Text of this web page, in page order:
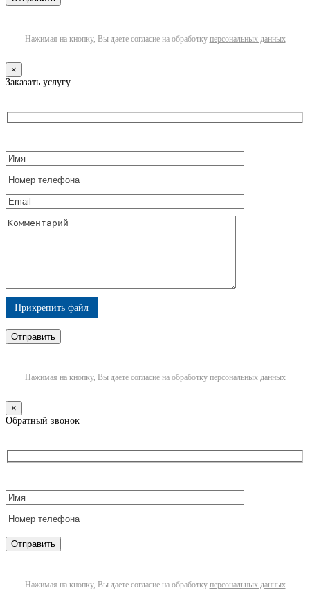
Нажимая на кнопку, Вы даете согласие на обработку персональных данных
×
Заказать услугу
Прикрепить файл
Нажимая на кнопку, Вы даете согласие на обработку персональных данных
×
Обратный звонок
Нажимая на кнопку, Вы даете согласие на обработку персональных данных